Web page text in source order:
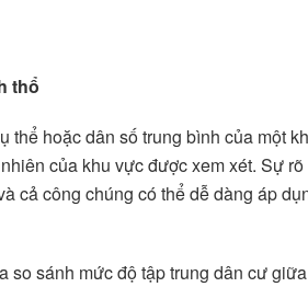
thổ
thể hoặc dân số trung bình của một
của khu vực được xem xét. Sự
cả công chúng có thể dễ dàng áp
so sánh mức độ tập trung dân cư